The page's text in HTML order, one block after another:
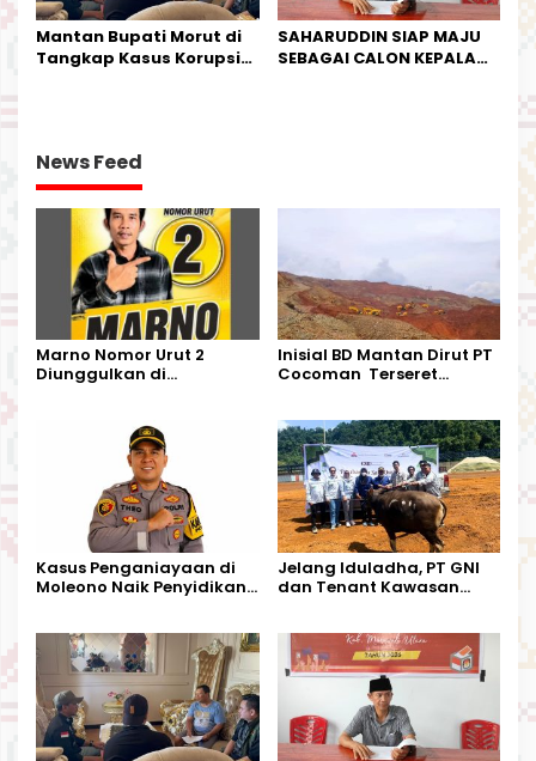
Mantan Bupati Morut di
Tangkap Kasus Korupsi
SAHARUDDIN SIAP MAJU
SEBAGAI CALON KEPALA
News Feed
Marno Nomor Urut 2
Diunggulkan di
Harapan Warga
Inisial BD Mantan Dirut PT
Cocoman Terseret
Kalimantan Barat
Kasus Penganiayaan di
Moleono Naik Penyidikan,
Jelang Iduladha, PT GNI
dan Tenant Kawasan